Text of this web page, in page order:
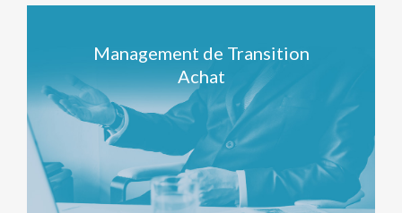
Management de Transition
Achat